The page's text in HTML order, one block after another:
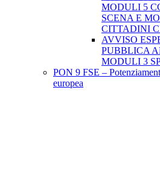
MODULI 5
SCENA E
CITTADINI
AVVISO
PUBBLICA
MODULI 3
PON 9 FSE –
europea